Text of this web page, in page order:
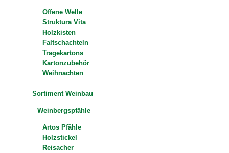
Offene Welle
Struktura Vita
Holzkisten
Faltschachteln
Tragekartons
Kartonzubehör
Weihnachten
Sortiment Weinbau
Weinbergspfähle
Artos Pfähle
Holzstickel
Reisacher